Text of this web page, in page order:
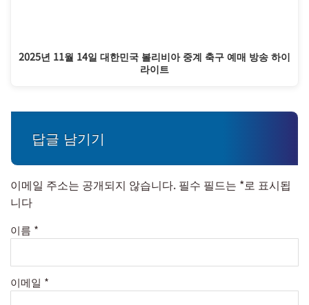
2025년 11월 14일 대한민국 볼리비아 중계 축구 예매 방송 하이
라이트
답글 남기기
이메일 주소는 공개되지 않습니다. 필수 필드는 *로 표시됩
니다
이름 *
이메일 *